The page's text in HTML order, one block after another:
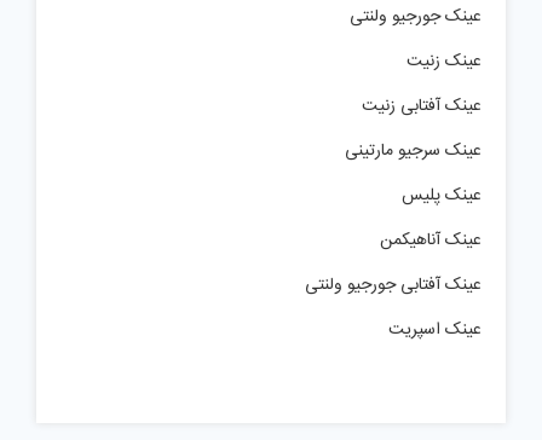
عینک جورجیو ولنتی
عینک زنیت
عینک آفتابی زنیت
عینک سرجیو مارتینی
عینک پلیس
عینک آناهیکمن
عینک آفتابی جورجیو ولنتی
عینک اسپریت